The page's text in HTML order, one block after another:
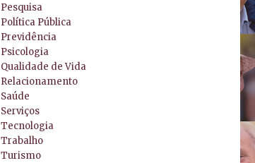
Pesquisa
Política Pública
Previdência
Psicologia
Qualidade de Vida
Relacionamento
Saúde
Serviços
Tecnologia
Trabalho
Turismo